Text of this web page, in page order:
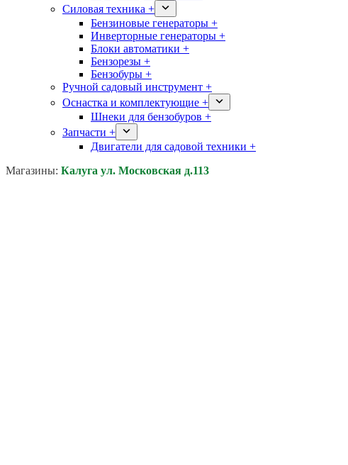
Силовая техника +
Бензиновые генераторы +
Инверторные генераторы +
Блоки автоматики +
Бензорезы +
Бензобуры +
Ручной садовый инструмент +
Оснастка и комплектующие +
Шнеки для бензобуров +
Запчасти +
Двигатели для садовой техники +
Магазины: Калуга ул. Московская д.113